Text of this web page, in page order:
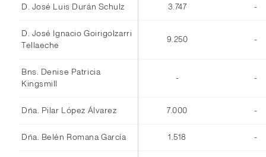
D. José Luis Durán Schulz 3.747 -
D. José Ignacio Goirigolzarri
Tellaeche
9.250 -
Bns. Denise Patricia
Kingsmill
- -
Dña. Pilar López Álvarez 7.000 -
Dña. Belén Romana García 1.518 -